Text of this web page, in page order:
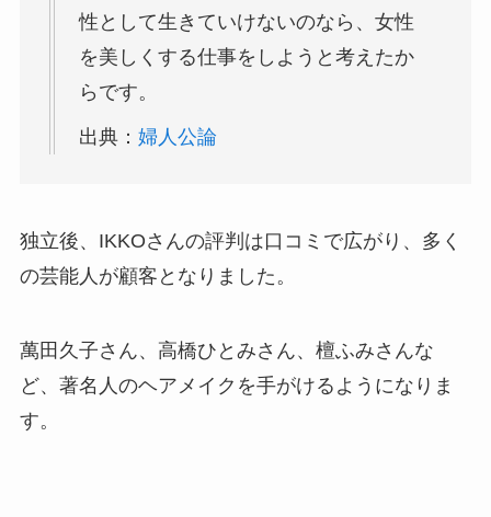
性として生きていけないのなら、女性
を美しくする仕事をしようと考えたか
らです。
出典： 婦人公論
独立後、IKKOさんの評判は口コミで広がり、多く
の芸能人が顧客となりました。
萬田久子さん、高橋ひとみさん、檀ふみさんな
ど、著名人のヘアメイクを手がけるようになりま
す。